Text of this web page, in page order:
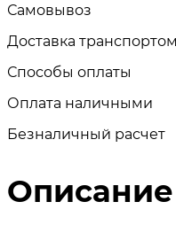
Самовывоз
Доставка
Способы оплаты
Оплата наличными
Безналичный расчет
Описание